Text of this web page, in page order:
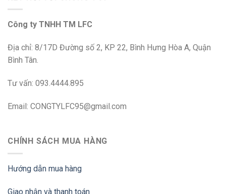
Công ty TNHH TM LFC
Địa chỉ: 8/17D Đường số 2, KP 22, Bình Hưng Hòa A, Quận
Bình Tân.
Tư vấn: 093.4444.895
Email: CONGTYLFC95@gmail.com
CHÍNH SÁCH MUA HÀNG
Hướng dẫn mua hàng
Giao nhận và thanh toán